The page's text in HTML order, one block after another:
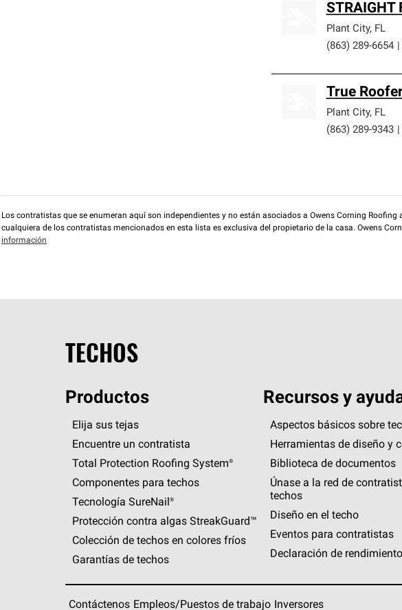
STRAIGHT
Plant City, FL
(863) 289-6654
True
Plant City, FL
(863) 289-9343
Los contratistas que se enumeran aquí son independientes y no están asociados a Owens Corning
cualquiera de los contratistas mencionados en esta lista es exclusiva del propietario de la casa. Owens
información
TECHOS
Productos
Elija sus tejas
Encuentre un contratista
Total Protection Roofing System®
Componentes para techos
Tecnología SureNail®
Protección contra algas StreakGuard™
Colección de techos en colores fríos
Garantías de techos
Recursos y
Aspectos básicos sobre
Herramientas de diseño y
Biblioteca de documentos
Únase a la red de
techos
Diseño en el techo
Eventos para contratistas
Declaración de
Contáctenos Empleos/Puestos de trabajo Inversores